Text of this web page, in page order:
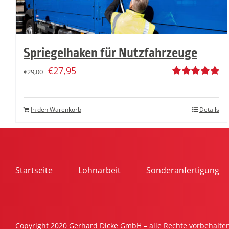
Spriegelhaken für Nutzfahrzeuge
mit5.00von
€29,00 €27,95
In den Warenkorb Details
Startseite Lohnarbeit Sonderanfertigung
Copyright 2020 Gerhard Dicke GmbH – alle Rechte